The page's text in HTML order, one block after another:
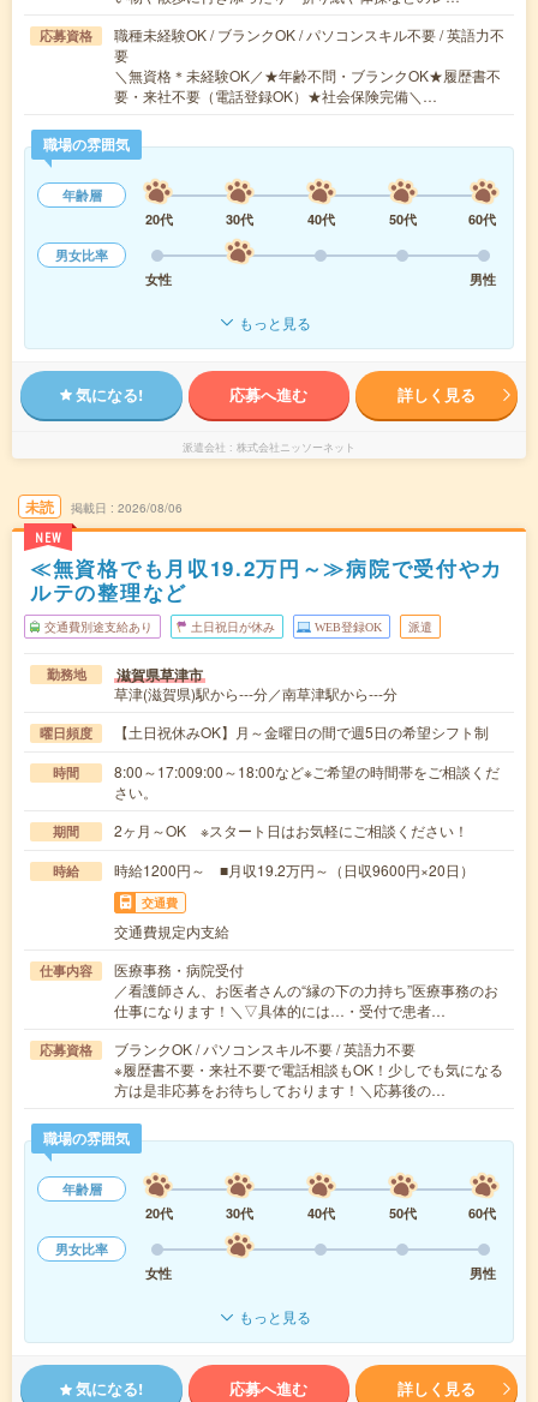
応募資格
職種未経験OK / ブランクOK / パソコンスキル不要 / 英語力不
要
＼無資格＊未経験OK／★年齢不問・ブランクOK★履歴書不
要・来社不要（電話登録OK）★社会保険完備＼…
職場の雰囲気
年齢層
20代
30代 40代 50代
60代
男女比率
女性
男性
もっと見る
気になる! 応募へ進む 詳しく見る
派遣会社 株式会社ニッソーネット
未読
NEW
掲載日 2026/08/06
≪無資格でも月収19.2万円～≫病院で受付やカ
ルテの整理など
交通費別途支給あり 土日祝日が休み WEB登録OK 派遣
勤務地 滋賀県草津市
草津(滋賀県)駅から---分／南草津駅から---分
曜日頻度 【土日祝休みOK】月～金曜日の間で週5日の希望シフト制
時間
8:00～17:009:00～18:00など※ご希望の時間帯をご相談くだ
さい。
期間 2ヶ月～OK ※スタート日はお気軽にご相談ください！
時給 時給1200円～ ■月収19.2万円～（日収9600円×20日）
交通費
交通費規定内支給
仕事内容
医療事務・病院受付
／看護師さん、お医者さんの“縁の下の力持ち”医療事務のお
仕事になります！＼▽具体的には…・受付で患者…
応募資格
ブランクOK / パソコンスキル不要 / 英語力不要
※履歴書不要・来社不要で電話相談もOK！少しでも気になる
方は是非応募をお待ちしております！＼応募後の…
職場の雰囲気
年齢層
20代
30代 40代 50代
60代
男女比率
女性
男性
もっと見る
気になる! 応募へ進む 詳しく見る